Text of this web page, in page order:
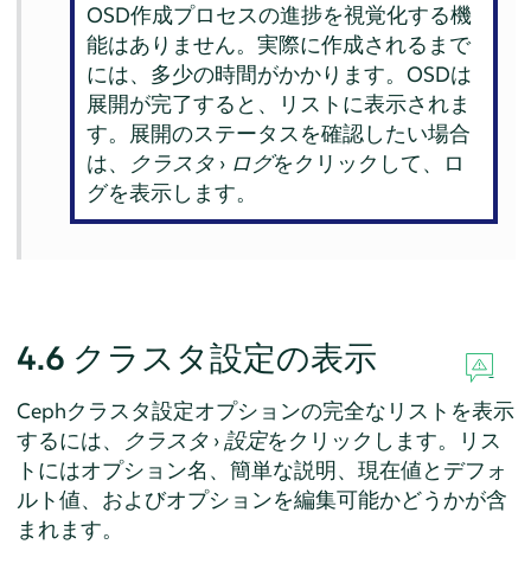
OSD作成プロセスの進捗を視覚化する機
能はありません。実際に作成されるまで
には、多少の時間がかかります。OSDは
展開が完了すると、リストに表示されま
す。展開のステータスを確認したい場合
は、
クラスタ› ログをクリックして、ロ
グを表示します。
4.6 クラスタ設定の表示
Cephクラスタ設定オプションの完全なリストを表示
するには、
クラスタ›設定をクリックします。リス
トにはオプション名、簡単な説明、現在値とデフォ
ルト値、およびオプションを編集可能かどうかが含
まれます。